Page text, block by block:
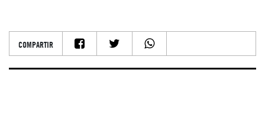
COMPARTIR